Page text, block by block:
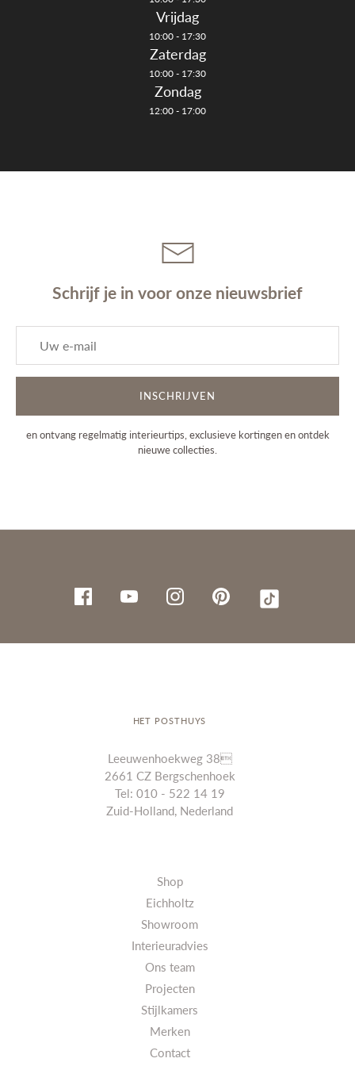
Vrijdag
10:00 - 17:30
Zaterdag
10:00 - 17:30
Zondag
12:00 - 17:00
Schrijf je in voor onze nieuwsbrief
INSCHRIJVEN
en ontvang regelmatig interieurtips, exclusieve kortingen en ontdek
nieuwe collecties.
HET POSTHUYS
Leeuwenhoekweg 38
2661 CZ Bergschenhoek
Tel: 010 - 522 14 19
Zuid-Holland, Nederland
Shop
Eichholtz
Showroom
Interieuradvies
Ons team
Projecten
Stijlkamers
Merken
Contact